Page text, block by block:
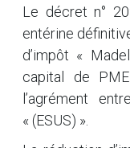
Le décret n°
entérine
d’impôt «
capital de
l’agrément
« (ESUS) ».